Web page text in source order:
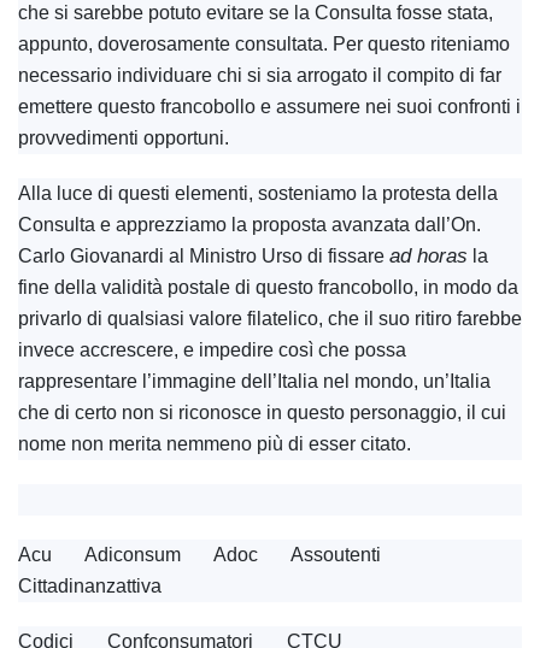
che si sarebbe potuto evitare se la Consulta fosse stata,
appunto, doverosamente consultata. Per questo riteniamo
necessario individuare chi si sia arrogato il compito di far
emettere questo francobollo e assumere nei suoi confronti i
provvedimenti opportuni.
Alla luce di questi elementi, sosteniamo la protesta della
Consulta e apprezziamo la proposta avanzata dall’On.
Carlo Giovanardi al Ministro Urso di fissare ad horas la
fine della validità postale di questo francobollo, in modo da
privarlo di qualsiasi valore filatelico, che il suo ritiro farebbe
invece accrescere, e impedire così che possa
rappresentare l’immagine dell’Italia nel mondo, un’Italia
che di certo non si riconosce in questo personaggio, il cui
nome non merita nemmeno più di esser citato.
Acu Adiconsum Adoc Assoutenti
Cittadinanzattiva
Codici Confconsumatori CTCU